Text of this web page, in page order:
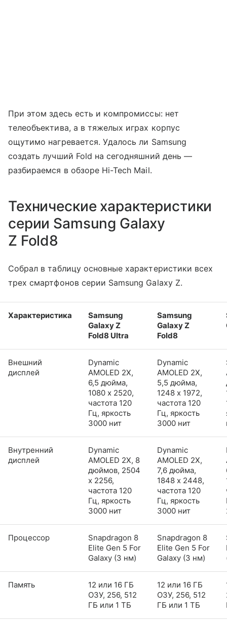
При этом здесь есть и компромиссы: нет
телеобъектива, а в тяжелых играх корпус
ощутимо нагревается. Удалось ли Samsung
создать лучший Fold на сегодняшний день —
разбираемся в обзоре Hi-Tech Mail.
Технические характеристики
серии Samsung Galaxy
Z Fold8
Собрал в таблицу основные характеристики всех
трех смартфонов серии Samsung Galaxy Z.
Характеристика
Samsung
Galaxy Z
Fold8 Ultra
Samsung
Galaxy Z
Fold8
Внешний
дисплей
Dynamic
AMOLED 2X,
6,5 дюйма,
1080 x 2520,
частота 120
Гц, яркость
3000 нит
Dynamic
AMOLED 2X,
5,5 дюйма,
1248 x 1972,
частота 120
Гц, яркость
3000 нит
Внутренний
дисплей
Dynamic
AMOLED 2X, 8
дюймов, 2504
x 2256,
частота 120
Гц, яркость
3000 нит
Dynamic
AMOLED 2X,
7,6 дюйма,
1848 x 2448,
частота 120
Гц, яркость
3000 нит
Процессор
Snapdragon 8
Elite Gen 5 For
Galaxy (3 нм)
Snapdragon 8
Elite Gen 5 For
Galaxy (3 нм)
Память
12 или 16 ГБ
ОЗУ, 256, 512
ГБ или 1 ТБ
12 или 16 ГБ
ОЗУ, 256, 512
ГБ или 1 ТБ